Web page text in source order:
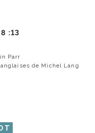
:13
Parr
de Michel Lang